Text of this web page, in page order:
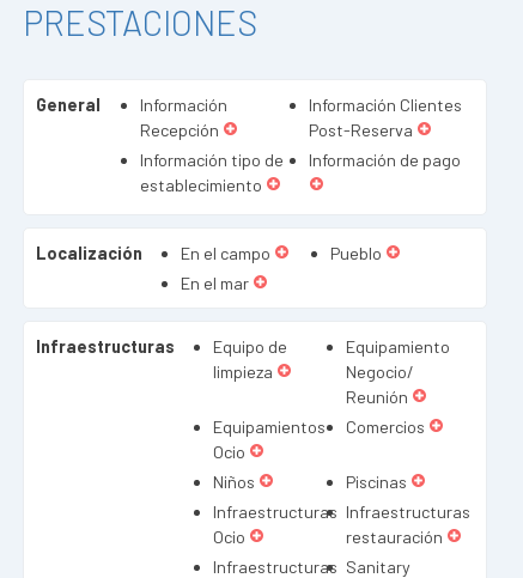
PRESTACIONES
General
Información
Recepción
Información Clientes
Post-Reserva
Información tipo de
establecimiento
Información de pago
Localización En el campo
Pueblo
En el mar
Infraestructuras
Equipo de
limpieza
Equipamiento
Negocio/
Reunión
Equipamientos
Ocio
Comercios
Niños
Piscinas
Infraestructuras
Ocio
Infraestructuras
restauración
Infraestructuras Sanitary